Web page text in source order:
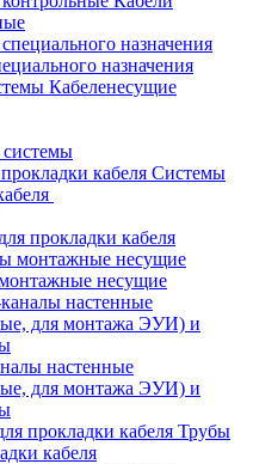
назначения
Кабеленесущие
Системы
прокладки кабеля
несущие
настенные
для монтажа ЭУИ) и
Трубы
кабеля